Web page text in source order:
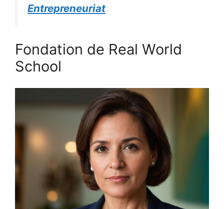
Entrepreneuriat
Fondation de Real World
School